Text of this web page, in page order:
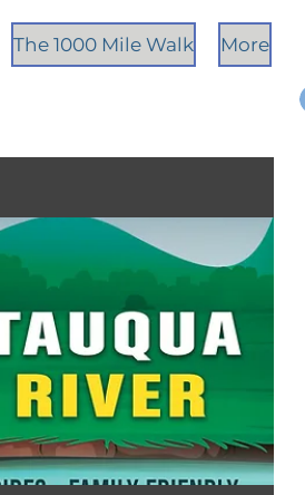
The 1000 Mile Walk More